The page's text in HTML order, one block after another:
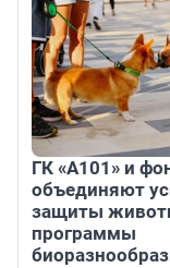
ГК «А101» и
объединяют
защиты
программы